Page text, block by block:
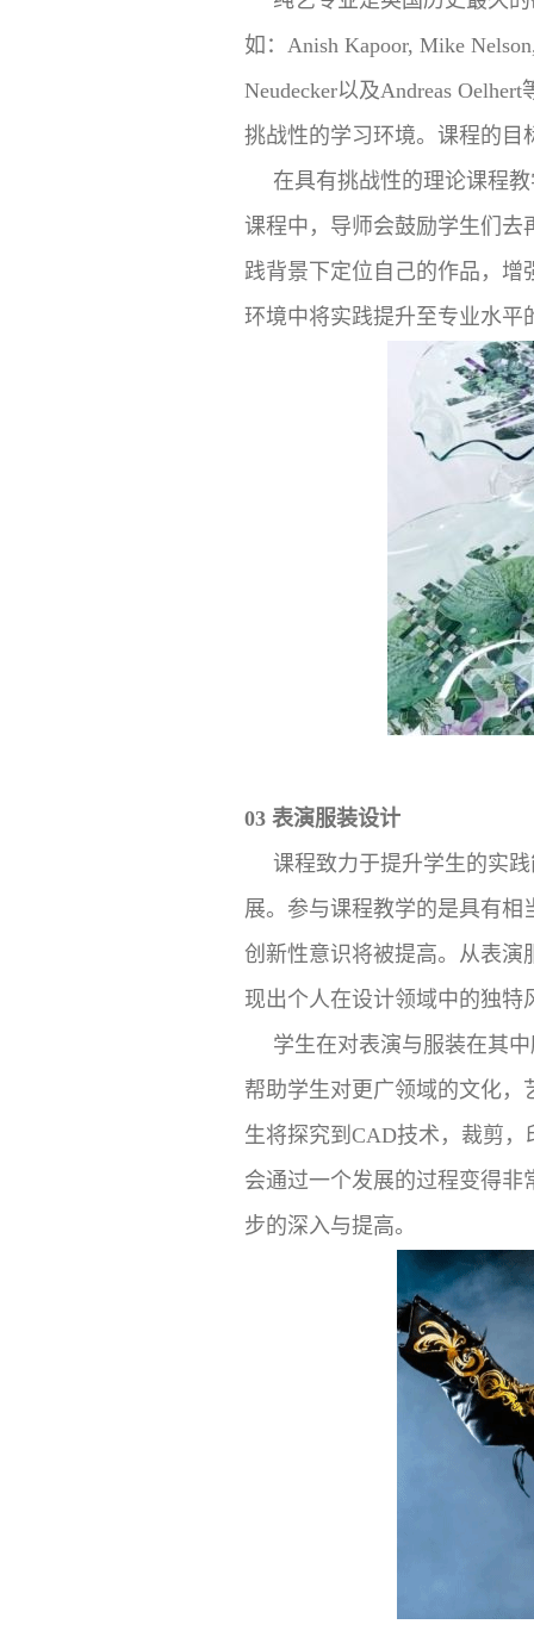
如：Anish Kapoor, Mike
Neudecker以及Andreas
挑战性的学习环境。课程的目
在具有挑战性的理论课程
课程中，导师会鼓励学生们去
践背景下定位自己的作品，
环境中将实践提升至专业水平
03 表演服装设计
课程致力于提升学生的实
展。参与课程教学的是具有
创新性意识将被提高。从表
现出个人在设计领域中的独特
学生在对表演与服装在其
帮助学生对更广领域的文化
生将探究到CAD技术，裁剪
会通过一个发展的过程变得
步的深入与提高。